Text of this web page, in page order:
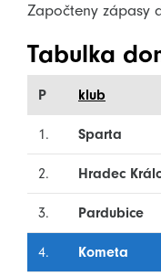
Započteny zápasy
Tabulka
P klub
1. Sparta
2. Hradec
3. Pardubice
4. Kometa